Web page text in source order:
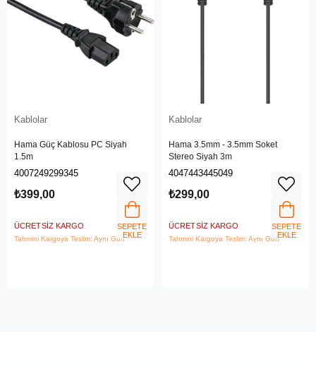
Kablolar
Hama Güç Kablosu PC Siyah
1.5m
4007249299345
₺399,00
ÜCRETSIZ KARGO
Tahmini Kargoya Teslim: Aynı Gün
SEPETE
EKLE
Kablolar
Hama 3.5mm - 3.5mm Soket
Stereo Siyah 3m
4047443445049
₺299,00
ÜCRETSIZ KARGO
Tahmini Kargoya Teslim: Aynı Gün
SEPETE
EKLE